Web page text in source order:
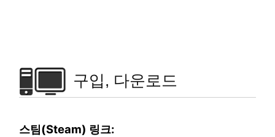
구입, 다운로드
스팀(Steam) 링크: